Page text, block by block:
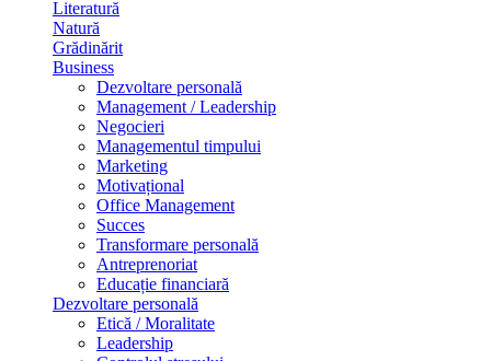
Literatură
Natură
Grădinărit
Business
Dezvoltare personală
Management / Leadership
Negocieri
Managementul timpului
Marketing
Motivațional
Office Management
Succes
Transformare personală
Antreprenoriat
Educație financiară
Dezvoltare personală
Etică / Moralitate
Leadership